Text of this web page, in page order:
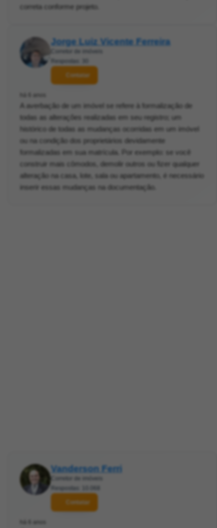
correta conforme projeto.
Jorge Luiz Vicente Ferreira
Contatar
A averbação de um imóvel se refere à formalização de
todas as alterações realizadas em seu registro; um
histórico de todas as mudanças ocorridas em um imóvel
ou na condição dos proprietários devidamente
formalizadas em sua matrícula. Por exemplo: se você
construir mais cômodos, demolir outros ou fizer qualquer
alteração na casa, lote, sala ou apartamento, é necessário
inserir essas mudanças na documentação.
Vanderson Ferri
Contatar